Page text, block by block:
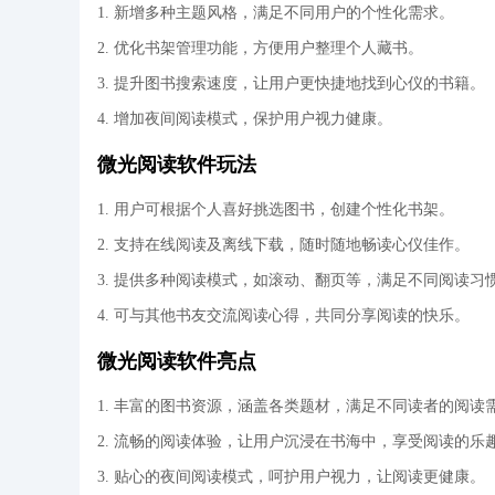
1. 新增多种主题风格，满足不同用户的个性化需求。
2. 优化书架管理功能，方便用户整理个人藏书。
3. 提升图书搜索速度，让用户更快捷地找到心仪的书籍。
4. 增加夜间阅读模式，保护用户视力健康。
微光阅读软件玩法
1. 用户可根据个人喜好挑选图书，创建个性化书架。
2. 支持在线阅读及离线下载，随时随地畅读心仪佳作。
3. 提供多种阅读模式，如滚动、翻页等，满足不同阅读习
4. 可与其他书友交流阅读心得，共同分享阅读的快乐。
微光阅读软件亮点
1. 丰富的图书资源，涵盖各类题材，满足不同读者的阅读
2. 流畅的阅读体验，让用户沉浸在书海中，享受阅读的乐
3. 贴心的夜间阅读模式，呵护用户视力，让阅读更健康。